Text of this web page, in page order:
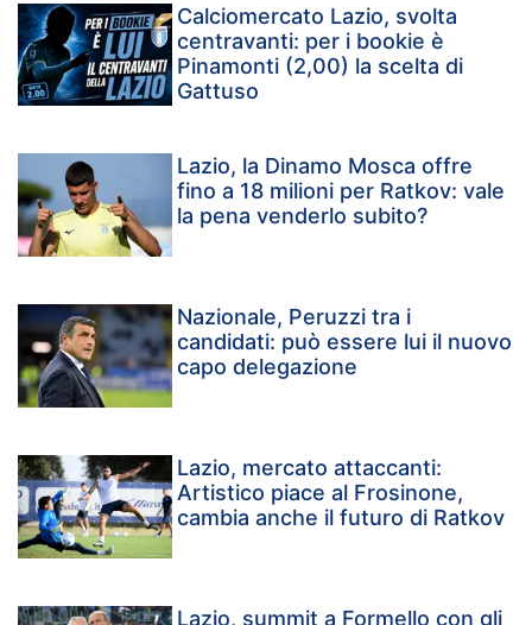
Calciomercato Lazio, svolta
centravanti: per i bookie è
Pinamonti (2,00) la scelta di
Gattuso
Lazio, la Dinamo Mosca offre
fino a 18 milioni per Ratkov: vale
la pena venderlo subito?
Nazionale, Peruzzi tra i
candidati: può essere lui il nuovo
capo delegazione
Lazio, mercato attaccanti:
Artistico piace al Frosinone,
cambia anche il futuro di Ratkov
Lazio, summit a Formello con gli